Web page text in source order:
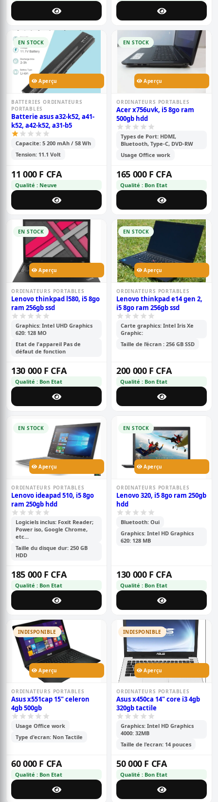
EN STOCK
Aperçu
BATTERIES ORDINATEURS
PORTABLES
Batterie asus a32-k52, a41-
k52, a42-k52, a31-b5
Capacite: 5 200 mAh / 58 Wh
Tension: 11.1 Volt
11 000 F CFA
Qualité : Neuve
EN STOCK
Aperçu
ORDINATEURS PORTABLES
Acer x756uvk, i5 8go ram
500gb hdd
Types de Port: HDMI,
Bluetooth, Type-C, DVD-RW
Usage Office work
165 000 F CFA
Qualité : Bon Etat
EN STOCK
Aperçu
ORDINATEURS PORTABLES
Lenovo thinkpad l580, i5 8go
ram 256gb ssd
Graphics: Intel UHD Graphics
620: 128 MO
Etat de l'appareil Pas de
défaut de fonction
130 000 F CFA
Qualité : Bon Etat
EN STOCK
Aperçu
ORDINATEURS PORTABLES
Lenovo thinkpad e14 gen 2,
i5 8go ram 256gb ssd
Carte graphics: Intel Iris Xe
Graphic:
Taille de l’écran : 256 GB SSD
200 000 F CFA
Qualité : Bon Etat
EN STOCK
Aperçu
ORDINATEURS PORTABLES
Lenovo ideapad 510, i5 8go
ram 250gb hdd
Logiciels inclus: Foxit Reader;
Power iso, Google Chrome,
etc...
Taille du disque dur: 250 GB
HDD
185 000 F CFA
Qualité : Bon Etat
EN STOCK
Aperçu
ORDINATEURS PORTABLES
Lenovo 320, i5 8go ram 250gb
hdd
Bluetooth: Oui
Graphics: Intel HD Graphics
620: 128 MB
130 000 F CFA
Qualité : Bon Etat
INDISPONIBLE
Aperçu
ORDINATEURS PORTABLES
Asus x551cap 15" celeron
4gb 500gb
Usage Office work
Type d'ecran: Non Tactile
60 000 F CFA
Qualité : Bon Etat
INDISPONIBLE
Aperçu
ORDINATEURS PORTABLES
Asus x450ca 14" core i3 4gb
320gb tactile
Graphics: Intel HD Graphics
4000: 32MB
Taille de l'ecran: 14 pouces
50 000 F CFA
Qualité : Bon Etat